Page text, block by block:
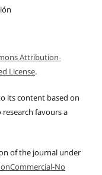
Attribution-
License.
its content based on
favours a
of the journal under
No